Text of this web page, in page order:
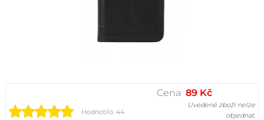
Hodnotilo: 44
Cena 89 Kč
Uvedené zboží nelze
objednat.